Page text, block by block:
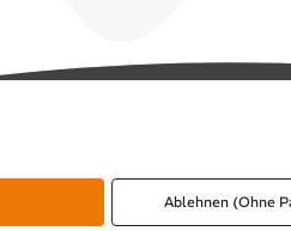
Ablehnen (Ohne